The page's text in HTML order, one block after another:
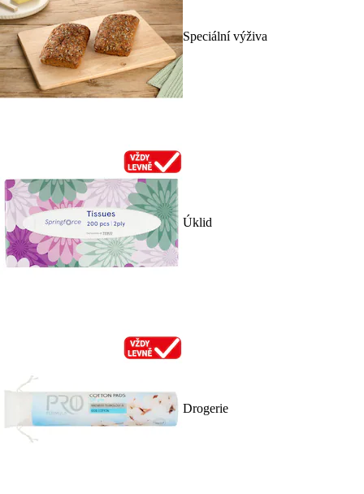
Speciální výživa
Úklid
Drogerie